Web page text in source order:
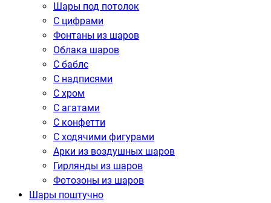
Шары под потолок
С цифрами
Фонтаны из шаров
Облака шаров
С баблс
С надписями
С хром
С агатами
С конфетти
С ходячими фигурами
Арки из воздушных шаров
Гирлянды из шаров
Фотозоны из шаров
Шары поштучно